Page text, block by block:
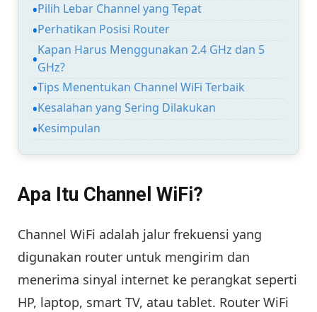
Pilih Lebar Channel yang Tepat
Perhatikan Posisi Router
Kapan Harus Menggunakan 2.4 GHz dan 5
GHz?
Tips Menentukan Channel WiFi Terbaik
Kesalahan yang Sering Dilakukan
Kesimpulan
Apa Itu Channel WiFi?
Channel WiFi adalah jalur frekuensi yang
digunakan router untuk mengirim dan
menerima sinyal internet ke perangkat seperti
HP, laptop, smart TV, atau tablet. Router WiFi